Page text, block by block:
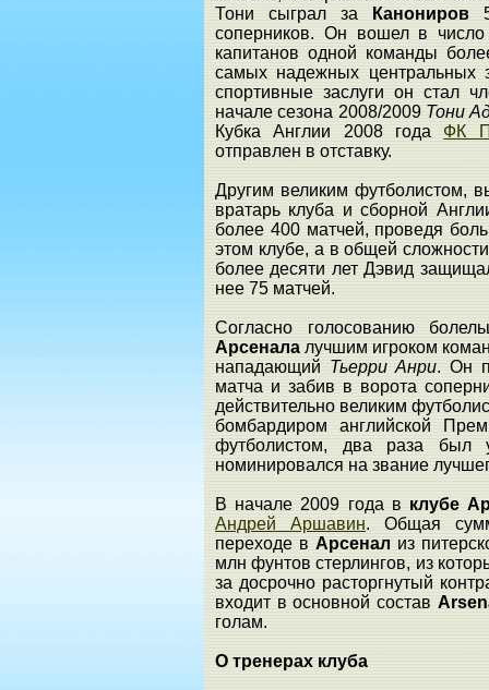
Тони сыграл за
Канониров
соперников. Он вошел в
капитанов одной команды
самых надежных
спортивные заслуги он стал
начале сезона 2008/2009 Тони
Кубка Англии 2008 года ФК
отправлен в отставку.
Другим великим футболистом,
вратарь клуба и сборной
более 400 матчей, проведя
этом клубе, а в общей
более десяти лет Дэвид
нее 75 матчей.
Согласно голосованию
Арсенала лучшим игроком
нападающий Тьерри Анри. Он
матча и забив в ворота
действительно великим
бомбардиром английской
футболистом, два раза был
номинировался на звание
В начале 2009 года в клубе
Андрей Аршавин. Общая
переходе в Арсенал из
млн фунтов стерлингов, из
за досрочно расторгнутый
входит в основной состав
голам.
О тренерах клуба